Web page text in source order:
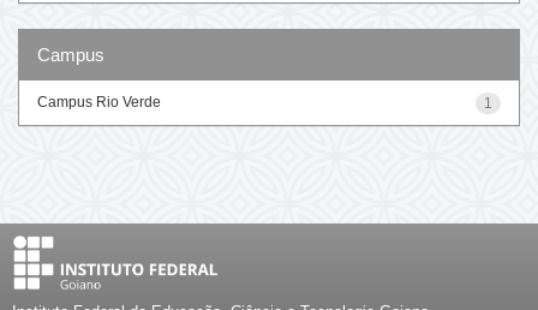
Campus
1
Campus Rio Verde